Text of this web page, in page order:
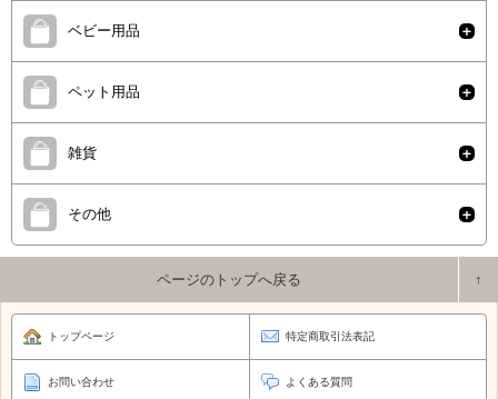
ベビー用品
ペット用品
雑貨
その他
ページのトップへ戻る
トップページ 特定商取引法表記
お問い合わせ よくある質問